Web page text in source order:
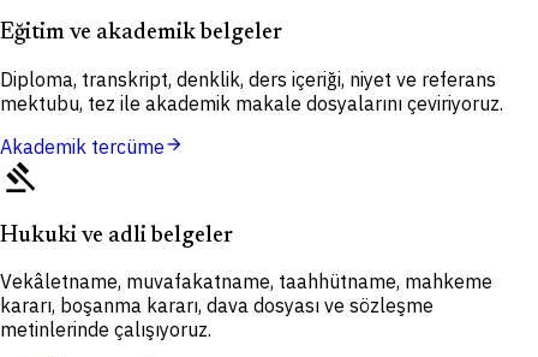
Eğitim ve akademik belgeler
Diploma, transkript, denklik, ders içeriği, niyet ve referans
mektubu, tez ile akademik makale dosyalarını çeviriyoruz.
Akademik tercümearrow_forward
gavel
Hukuki ve adli belgeler
Vekâletname, muvafakatname, taahhütname, mahkeme
kararı, boşanma kararı, dava dosyası ve sözleşme
metinlerinde çalışıyoruz.